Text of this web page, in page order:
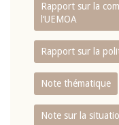
Rapport sur la
l‘UEMOA
Rapport sur la
Note thématique
Note sur la